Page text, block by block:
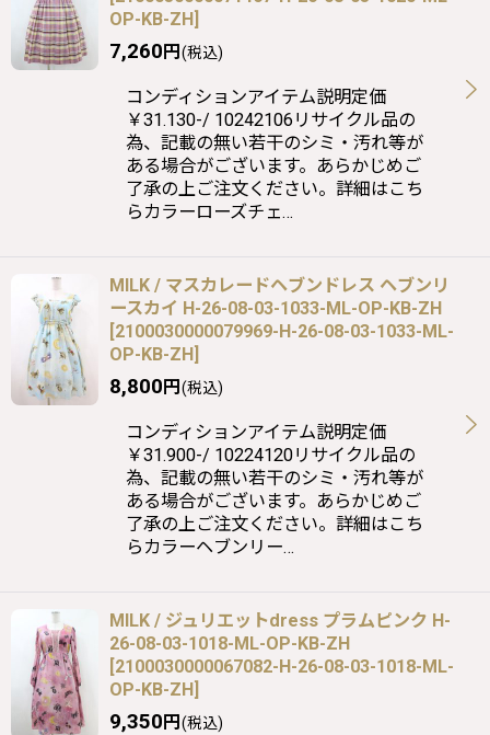
OP-KB-ZH]
7,260円(税込)
コンディションアイテム説明定価
￥31.130-/ 10242106リサイクル品の
為、記載の無い若干のシミ・汚れ等が
ある場合がございます。あらかじめご
了承の上ご注文ください。詳細はこち
らカラーローズチェ…
MILK / マスカレードヘブンドレス ヘブンリ
ースカイ H-26-08-03-1033-ML-OP-KB-ZH
[2100030000079969-H-26-08-03-1033-ML-
OP-KB-ZH]
8,800円(税込)
コンディションアイテム説明定価
￥31.900-/ 10224120リサイクル品の
為、記載の無い若干のシミ・汚れ等が
ある場合がございます。あらかじめご
了承の上ご注文ください。詳細はこち
らカラーヘブンリー…
MILK / ジュリエットdress プラムピンク H-
26-08-03-1018-ML-OP-KB-ZH
[2100030000067082-H-26-08-03-1018-ML-
OP-KB-ZH]
9,350円(税込)